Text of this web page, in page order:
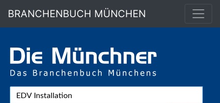
BRANCHENBUCH MÜNCHEN